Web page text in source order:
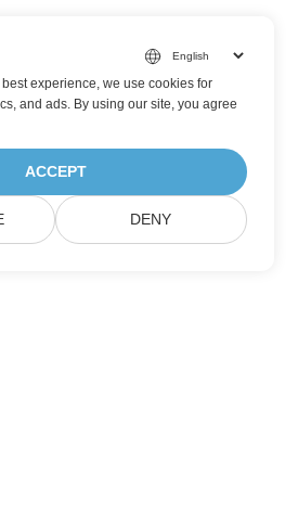
experience, we use cookies for
and ads. By using our site, you agree
ACCEPT
DENY